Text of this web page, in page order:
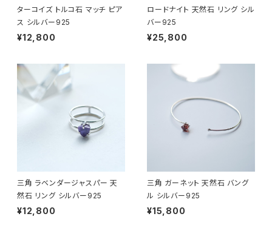
ターコイズ トルコ石 マッチ ピア
ス シルバー925
¥12,800
ロードナイト 天然石 リング シル
バー925
¥25,800
三角 ラベンダージャスパー 天
然石 リング シルバー925
¥12,800
三角 ガーネット 天然石 バング
ル シルバー925
¥15,800